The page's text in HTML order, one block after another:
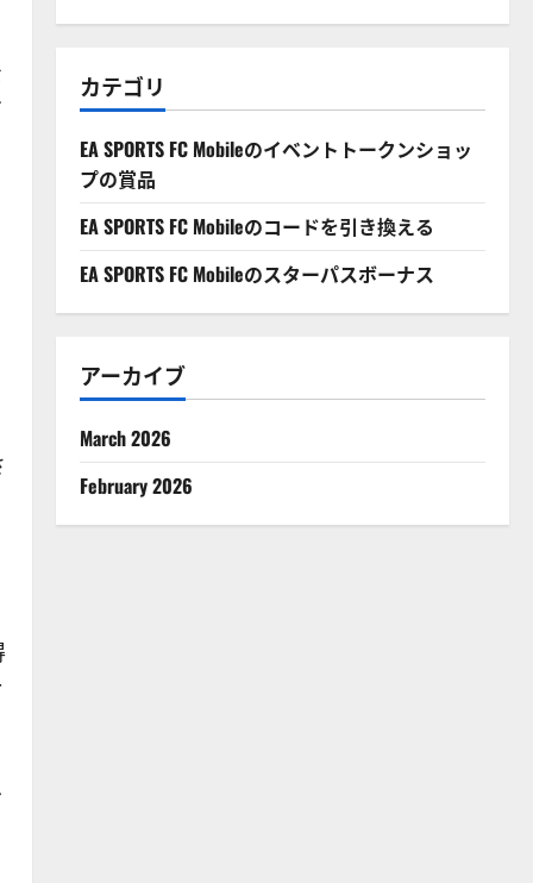
カテゴリ
EA SPORTS FC Mobileのイベントトークンショッ
プの賞品
EA SPORTS FC Mobileのコードを引き換える
EA SPORTS FC Mobileのスターパスボーナス
アーカイブ
March 2026
February 2026